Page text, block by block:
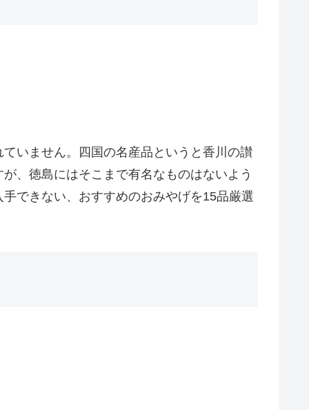
いません。四国の名産品というと香川の讃
、徳島にはそこまで有名なものはないよう
できない、おすすめのおみやげを15品厳選